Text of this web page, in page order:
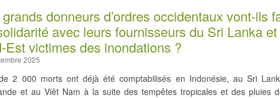
donneurs d’ordres occidentaux vont-ils
avec leurs fournisseurs du Sri Lanka et
Est victimes des inondations ?
2025
2 000 morts ont déjà été comptabilisés en Indonésie, au Sri
et au Viêt Nam à la suite des tempêtes tropicales et des pluies